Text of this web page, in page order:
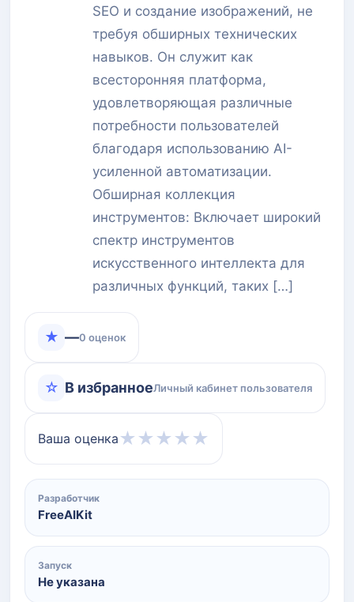
SEO и создание изображений, не
требуя обширных технических
навыков. Он служит как
всесторонняя платформа,
удовлетворяющая различные
потребности пользователей
благодаря использованию AI-
усиленной автоматизации.
Обширная коллекция
инструментов: Включает широкий
спектр инструментов
искусственного интеллекта для
различных функций, таких […]
★ —0 оценок
☆ В избранноеЛичный кабинет пользователя
Ваша оценка ★ ★ ★ ★ ★
Разработчик
FreeAIKit
Запуск
Не указана